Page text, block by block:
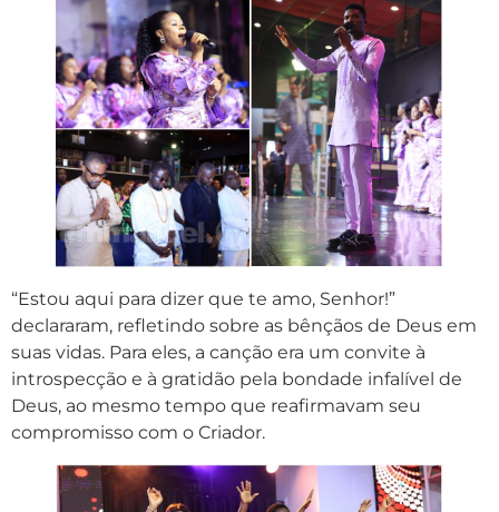
“Estou aqui para dizer que te amo, Senhor!”
declararam, refletindo sobre as bênçãos de Deus em
suas vidas. Para eles, a canção era um convite à
introspecção e à gratidão pela bondade infalível de
Deus, ao mesmo tempo que reafirmavam seu
compromisso com o Criador.